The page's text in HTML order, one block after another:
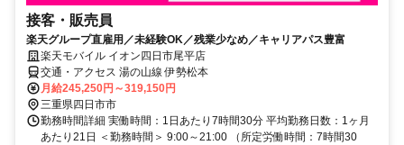
接客・販売員
楽天グループ直雇用／未経験OK／残業少なめ／キャリアパス豊富
楽天モバイル イオン四日市尾平店
交通・アクセス 湯の山線 伊勢松本
月給245,250円～319,150円
三重県四日市市
勤務時間詳細 実働時間：1日あたり7時間30分 平均勤務日数：1ヶ月
あたり21日 ＜勤務時間＞ 9:00～21:00 （所定労働時間：7時間30